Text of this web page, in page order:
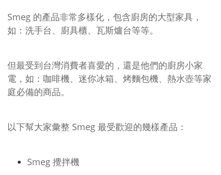
Smeg 的產品非常多樣化，包含廚房的大型家具，
如：洗手台、廚具櫃、瓦斯爐台等等。
但最受到台灣消費者喜愛的，還是他們的廚房小家
電，如：咖啡機、迷你冰箱、烤麵包機、熱水壺等家
庭必備的商品。
以下幫大家彙整 Smeg 最受歡迎的幾樣產品：
Smeg 攪拌機